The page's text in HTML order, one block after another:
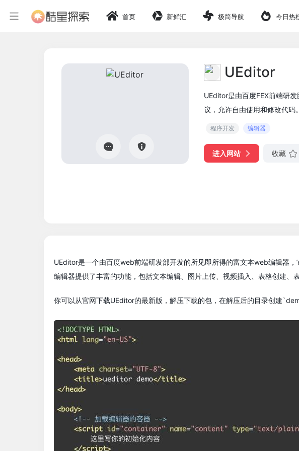
首页 新鲜汇 极简导航 今日热
UEditor
UEditor是由百度FEX前端研
议，允许自由使用和修改代码。
程序开发 编辑器
进入网站 收藏
UEditor是一个由百度web前端研发部开发的所见即所得的富文本web编辑器
编辑器提供了丰富的功能，包括文本编辑、图片上传、视频插入、表格创建、
你可以从官网下载UEditor的最新版，解压下载的包，在解压后的目录创建